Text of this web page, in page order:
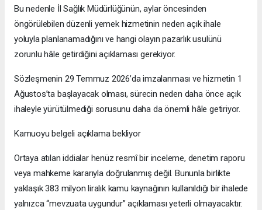
Bu nedenle İl Sağlık Müdürlüğünün, aylar öncesinden
öngörülebilen düzenli yemek hizmetinin neden açık ihale
yoluyla planlanamadığını ve hangi olayın pazarlık usulünü
zorunlu hâle getirdiğini açıklaması gerekiyor.
Sözleşmenin 29 Temmuz 2026’da imzalanması ve hizmetin 1
Ağustos’ta başlayacak olması, sürecin neden daha önce açık
ihaleyle yürütülmediği sorusunu daha da önemli hâle getiriyor.
Kamuoyu belgeli açıklama bekliyor
Ortaya atılan iddialar henüz resmî bir inceleme, denetim raporu
veya mahkeme kararıyla doğrulanmış değil. Bununla birlikte
yaklaşık 383 milyon liralık kamu kaynağının kullanıldığı bir ihalede
yalnızca “mevzuata uygundur” açıklaması yeterli olmayacaktır.